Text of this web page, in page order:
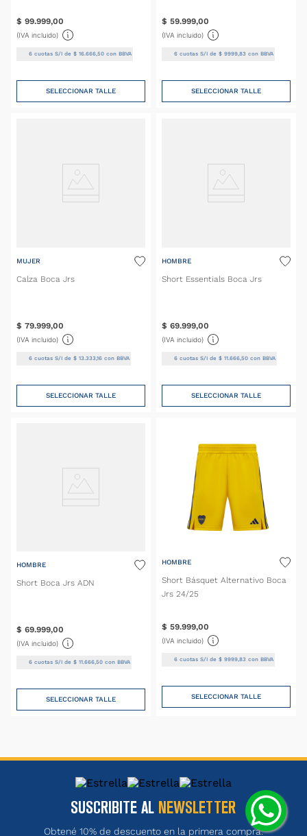
$ 99.999,00
(IVA incluido)
6 cuotas S/I de$ 16.666,50 con BBVA
SELECCIONAR TALLE
$ 59.999,00
(IVA incluido)
6cuotas S/I de $ 9999,83con BBVA
SELECCIONAR TALLE
MUJER
Calza Boca Jrs
$ 79.999,00
(IVA incluido)
6 cuotas S/I de$ 13 .333,16 con BBVA
SELECCIONAR TALLE
HOMBRE
Short Essentials Boca Jrs
$ 69.999,00
(IVA incluido)
6cuotas S/I de $ 11. 666, 50con BBVA
SELECCIONAR TALLE
HOMBRE
Short Boca Jrs ADN
$ 69.999,00
(IVA incluido)
6 cuotas S/I de$ 11.666,50 con BBVA
SELECCIONAR TALLE
HOMBRE
Short Básquet Alternativo Boca
Jrs 24/25
$ 59.999,00
(IVA incluido)
6cuotas S/I de $ 9999,83con BBVA
SELECCIONAR TALLE
SUSCRIBITE AL NEWSLETTER
Obtené 10% de descuento en la primera compra.